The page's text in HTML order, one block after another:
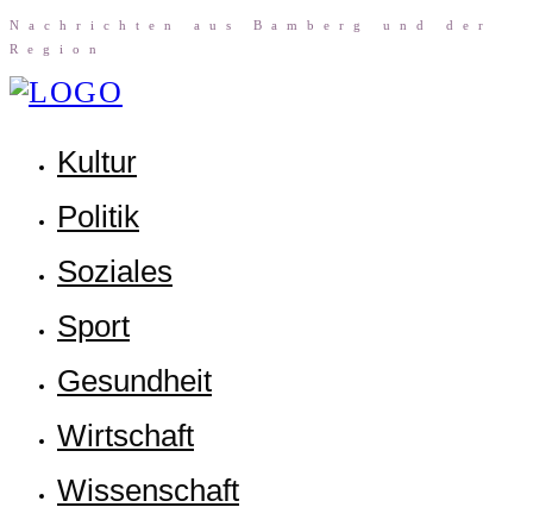
Nach­rich­ten aus Bam­berg und der
Region
Kul­tur
Poli­tik
Sozia­les
Sport
Gesund­heit
Wirt­schaft
Wis­sen­schaft